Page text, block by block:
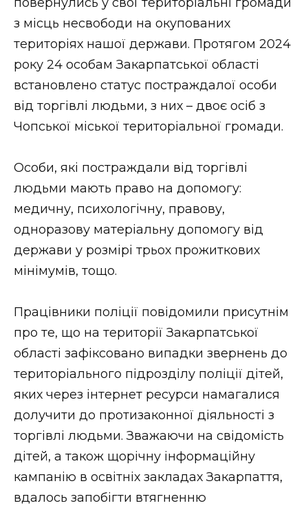
з місць несвободи на окупованих
територіях нашої держави. Протягом 2024
року 24 особам Закарпатської області
встановлено статус постраждалої особи
від торгівлі людьми, з них – двоє осіб з
Чопської міської територіальної громади.
Особи, які постраждали від торгівлі
людьми мають право на допомогу:
медичну, психологічну, правову,
одноразову матеріальну допомогу від
держави у розмірі трьох прожиткових
мінімумів, тощо.
Працівники поліції повідомили присутнім
про те, що на території Закарпатської
області зафіксовано випадки звернень до
територіального підрозділу поліції дітей,
яких через інтернет ресурси намагалися
долучити до протизаконної діяльності з
торгівлі людьми. Зважаючи на свідомість
дітей, а також щорічну інформаційну
кампанію в освітніх закладах Закарпаття,
вдалось запобігти втягненню